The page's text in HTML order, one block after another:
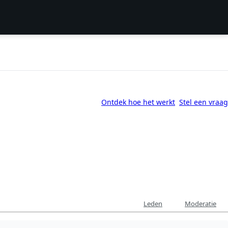
Ontdek hoe het werkt Stel een vraag
Leden Moderatie